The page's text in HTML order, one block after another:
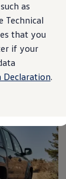
as
Technical
that you
if your
Declaration.